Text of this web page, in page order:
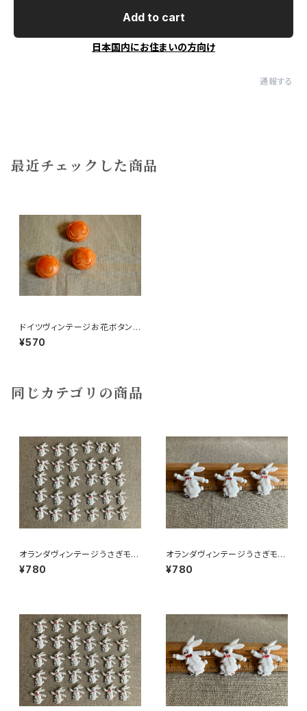
Add to cart
日本国内にお住まいの方向け
通報する
最近チェックした商品
ドイツヴィンテージお花ボタンオ
レンジ3個
¥570
同じカテゴリの商品
オランダヴィンテージうさぎモチ
ーフプラパーツ30個セットNo19
9
¥780
オランダヴィンテージうさぎモチ
ーフプラパーツ30個セットNo3
7
¥780